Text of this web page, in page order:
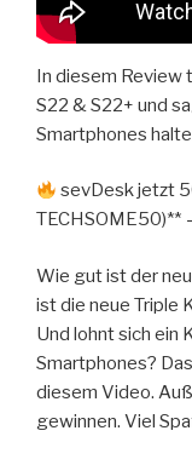
In diesem Review
S22 & S22+ und
Smartphones
sevDesk jetzt
TECHSOME50)**
Wie gut ist der
ist die neue Triple
Und lohnt sich ein
Smartphones?
diesem Video.
gewinnen. Viel